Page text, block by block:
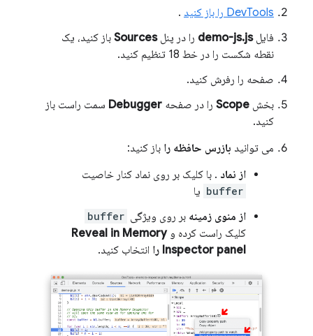
DevTools را باز کنید
.
فایلdemo-js.js را در پنلSources باز کنید، یک
نقطه شکست را در خط 18 تنظیم کنید.
صفحه را رفرش کنید.
بخش Scope را در صفحه Debugger سمت راست باز
کنید.
می توانید بازرس حافظه را باز کنید:
از نماد . با کلیک بر روی نماد کنار خاصیت
buffer یا
از منوی زمینه بر روی ویژگی buffer
کلیک راست کرده وReveal in Memory
Inspector panel را
انتخاب کنید.